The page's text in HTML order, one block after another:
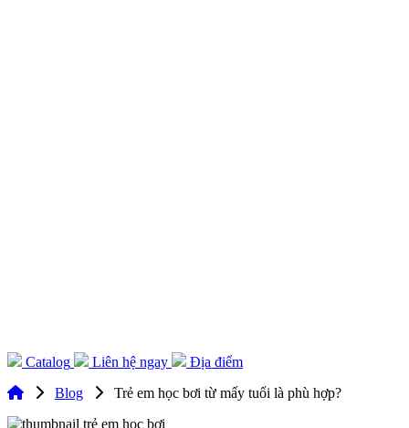
Catalog Liên hệ ngay
Địa điểm
Blog
Trẻ em học bơi từ mấy tuổi là phù hợp?